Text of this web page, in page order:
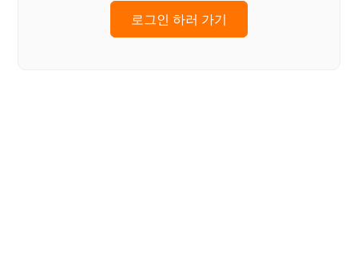
로그인 하러 가기